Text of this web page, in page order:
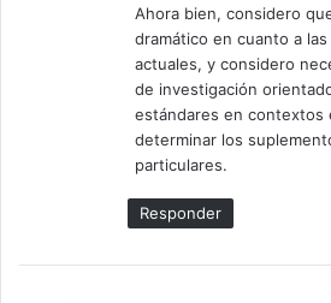
Ahora bien, considero
dramático en cuanto a
actuales, y considero
de investigación
estándares en contextos
determinar los
particulares.
Responder